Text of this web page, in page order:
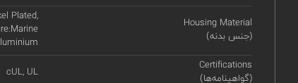
Housing Material
(جنس بدنه)
Plated,
Certifications
(گواهینامه‌ها)
cUL, UL